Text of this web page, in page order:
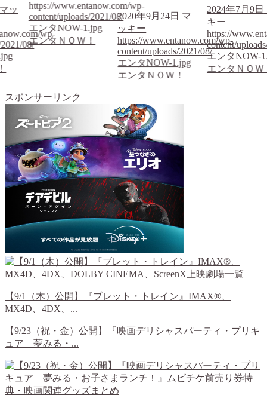
ッ
wp-
08/
https://www.entanow.com/wp-
content/uploads/2021/08/
エンタNOW-1.jpg
エンタＮＯＷ！
2020年9月24日 マ
ッキー
https://www.entanow.com/wp-
content/uploads/2021/08/
エンタNOW-1.jpg
エンタＮＯＷ！
2024年7月9日
キー
https://
content/
エンタNOW-
エンタＮＯＷ
スポンサーリンク
【9/1（木）公開】『ブレット・トレイン』IMAX®、
MX4D、4DX、...
【9/23（祝・金）公開】『映画デリシャスパーティ・プリキ
ュア 夢みる・...